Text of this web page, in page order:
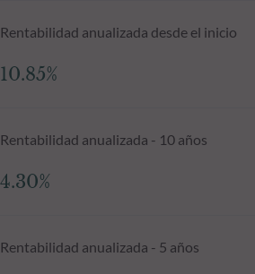
Rentabilidad anualizada desde el inicio
10.85%
Rentabilidad anualizada - 10 años
4.30%
Rentabilidad anualizada - 5 años